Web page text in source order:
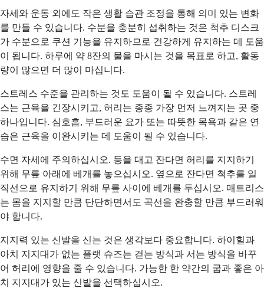
자세와 운동 외에도 작은 생활 습관 조정을 통해 의미 있는 변화
를 만들 수 있습니다. 수분을 충분히 섭취하는 것은 척추 디스크
가 수분으로 쿠션 기능을 유지하므로 건강하게 유지하는 데 도움
이 됩니다. 하루에 약 8잔의 물을 마시는 것을 목표로 하고, 활동
량이 많으면 더 많이 마십니다.
스트레스 수준을 관리하는 것도 도움이 될 수 있습니다. 스트레
스는 근육을 긴장시키고, 허리는 종종 가장 먼저 느껴지는 곳 중
하나입니다. 심호흡, 부드러운 요가 또는 따뜻한 목욕과 같은 연
습은 근육을 이완시키는 데 도움이 될 수 있습니다.
수면 자세에 주의하십시오. 등을 대고 잔다면 허리를 지지하기
위해 무릎 아래에 베개를 놓으십시오. 옆으로 잔다면 척추를 일
직선으로 유지하기 위해 무릎 사이에 베개를 두십시오. 매트리스
는 몸을 지지할 만큼 단단하면서도 곡선을 완충할 만큼 부드러워
야 합니다.
지지력 있는 신발을 신는 것은 생각보다 중요합니다. 하이힐과
아치 지지대가 없는 플랫 슈즈는 걷는 방식과 서는 방식을 바꾸
어 허리에 영향을 줄 수 있습니다. 가능한 한 약간의 굽과 좋은 아
치 지지대가 있는 신발을 선택하십시오.